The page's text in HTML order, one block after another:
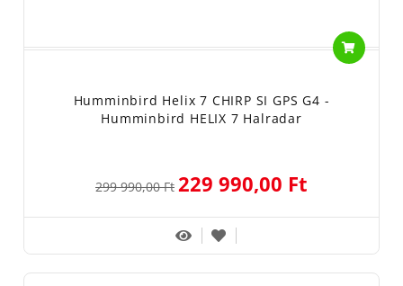
Humminbird Helix 7 CHIRP SI GPS G4 -
Humminbird HELIX 7 Halradar
299 990,00 Ft 229 990,00 Ft